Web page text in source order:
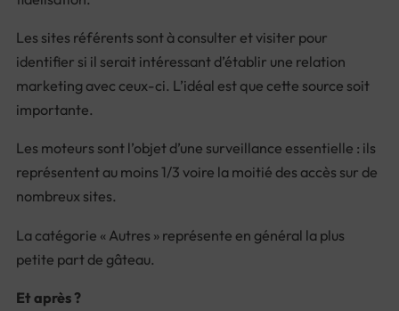
Les sites référents sont à consulter et visiter pour
identifier si il serait intéressant d’établir une relation
marketing avec ceux-ci. L’idéal est que cette source soit
importante.
Les moteurs sont l’objet d’une surveillance essentielle : ils
représentent au moins 1/3 voire la moitié des accès sur de
nombreux sites.
La catégorie « Autres » représente en général la plus
petite part de gâteau.
Et après ?